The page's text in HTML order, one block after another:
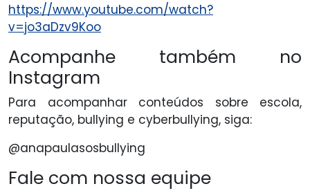
https://www.youtube.com/watch?
v=jo3aDzv9Koo
Acompanhe também no
Instagram
Para acompanhar conteúdos sobre escola,
reputação, bullying e cyberbullying, siga:
@anapaulasosbullying
Fale com nossa equipe